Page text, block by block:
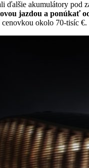
ďalšie akumulátory
jazdou a ponúkať
okolo 70-tisíc